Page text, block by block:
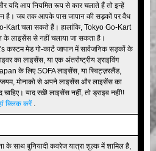
टोक्यो शिबुया
टोक्यो बे
ओसाका
यदि आप नियमित रूप से कार चलाते हैं तो इन्हें
है। जब तक आपके पास जापान की सड़कों पर वैध
Kart चला सकते हैं। हालांकि, Tokyo Go-Kart
के लाइसेंस से नहीं चलाया जा सकता है।
कस्टम मेड गो-कार्ट जापान में सार्वजनिक सड़कों के
का लाइसेंस, या एक अंतर्राष्ट्रीय ड्राइविंग
के लिए SOFA लाइसेंस, या स्विट्ज़रलैंड,
मोनाको से अपने लाइसेंस और लाइसेंस का
चाहिए। याद रखें! लाइसेंस नहीं, तो ड्राइव नहीं!!
क्लिक करें.
के साथ बुनियादी कवरेज यात्रा शुल्क में शामिल है,